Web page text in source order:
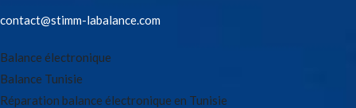
contact@stimm-labalance.com
Balance électronique
Balance Tunisie
Réparation balance électronique en Tunisie